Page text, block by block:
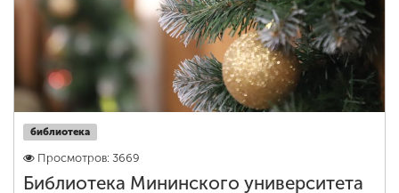
библиотека
Просмотров: 3669
Библиотека Мининского университета